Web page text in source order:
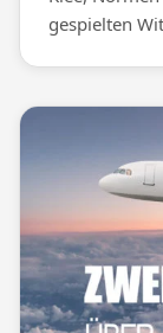
gespielten